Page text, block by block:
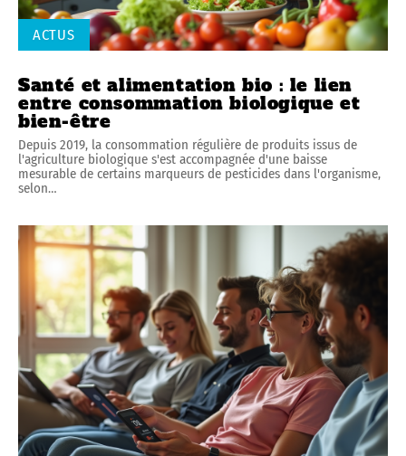
ACTUS
Santé et alimentation bio : le lien
entre consommation biologique et
bien-être
Depuis 2019, la consommation régulière de produits issus de
l'agriculture biologique s'est accompagnée d'une baisse
mesurable de certains marqueurs de pesticides dans l'organisme,
selon…